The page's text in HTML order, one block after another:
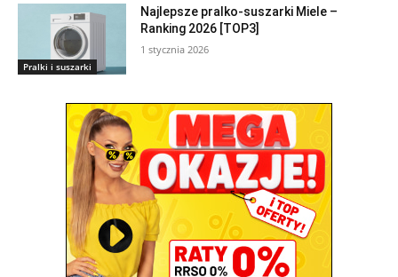
Pralki i suszarki
Najlepsze pralko-suszarki Miele –
Ranking 2026 [TOP3]
1 stycznia 2026